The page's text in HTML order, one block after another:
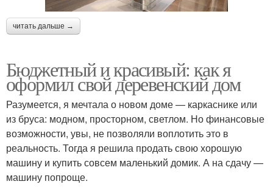
читать дальше →
Бюджетный и красивый: как я
оформил свой деревенский дом
Разумеется, я мечтала о новом доме — каркаснике или
из бруса: модном, просторном, светлом. Но финансовые
возможности, увы, не позволяли воплотить это в
реальность. Тогда я решила продать свою хорошую
машину и купить совсем маленький домик. А на сдачу —
машину попроще.